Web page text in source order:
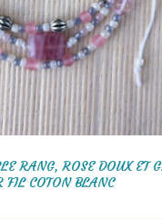
BLANC